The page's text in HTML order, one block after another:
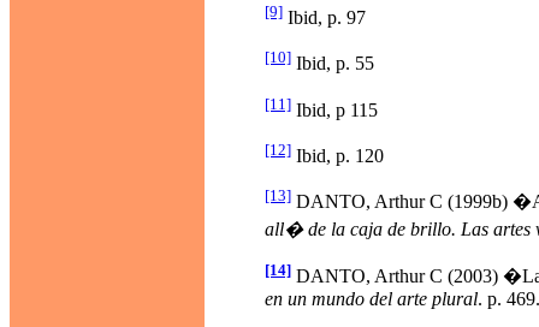
[9] Ibid, p. 97
[10] Ibid, p. 55
[11] Ibid, p 115
[12] Ibid, p. 120
[13] DANTO, Arthur C (1999b)
all� de la caja de brillo. Las artes
[14] DANTO, Arthur C (2003)
en un mundo del arte plural. p. 469.